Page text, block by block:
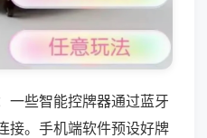
一些智能控牌器通过蓝牙
接。手机端软件预设好牌